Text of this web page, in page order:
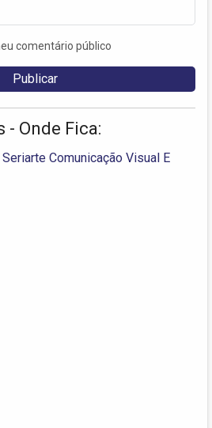
comentário público
- Onde Fica:
Seriarte Comunicação Visual E